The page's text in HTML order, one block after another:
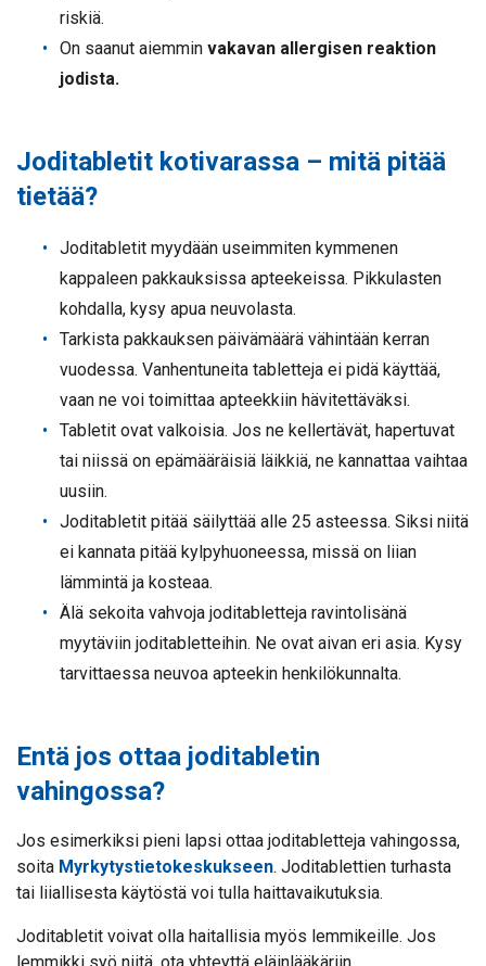
riskiä.
On saanut aiemmin vakavan allergisen reaktion
jodista.
Joditabletit kotivarassa – mitä pitää
tietää?
Joditabletit myydään useimmiten kymmenen
kappaleen pakkauksissa apteekeissa. Pikkulasten
kohdalla, kysy apua neuvolasta.
Tarkista pakkauksen päivämäärä vähintään kerran
vuodessa. Vanhentuneita tabletteja ei pidä käyttää,
vaan ne voi toimittaa apteekkiin hävitettäväksi.
Tabletit ovat valkoisia. Jos ne kellertävät, hapertuvat
tai niissä on epämääräisiä läikkiä, ne kannattaa vaihtaa
uusiin.
Joditabletit pitää säilyttää alle 25 asteessa. Siksi niitä
ei kannata pitää kylpyhuoneessa, missä on liian
lämmintä ja kosteaa.
Älä sekoita vahvoja joditabletteja ravintolisänä
myytäviin joditabletteihin. Ne ovat aivan eri asia. Kysy
tarvittaessa neuvoa apteekin henkilökunnalta.
Entä jos ottaa joditabletin
vahingossa?
Jos esimerkiksi pieni lapsi ottaa joditabletteja vahingossa,
soita Myrkytystietokeskukseen. Joditablettien turhasta
tai liiallisesta käytöstä voi tulla haittavaikutuksia.
Joditabletit voivat olla haitallisia myös lemmikeille. Jos